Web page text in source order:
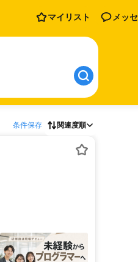
マイリスト メッ
条件保存 関連度順